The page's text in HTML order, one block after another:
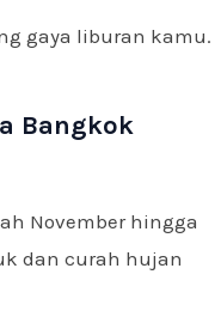
gaya liburan kamu.
Bangkok
November hingga
dan curah hujan